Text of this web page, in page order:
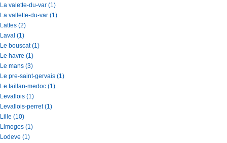
La valette-du-var (1)
La vallette-du-var (1)
Lattes (2)
Laval (1)
Le bouscat (1)
Le havre (1)
Le mans (3)
Le pre-saint-gervais (1)
Le taillan-medoc (1)
Levallois (1)
Levallois-perret (1)
Lille (10)
Limoges (1)
Lodeve (1)